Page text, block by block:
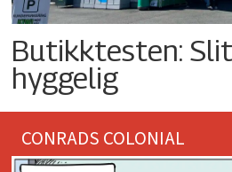
Butikktesten:
hyggelig
CONRADS COLONIAL